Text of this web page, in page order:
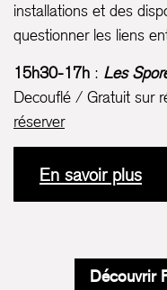
installations et des
questionner les liens
15h30-17h : Les
Decouflé / Gratuit sur
réserver
En savoir plus
Découvrir